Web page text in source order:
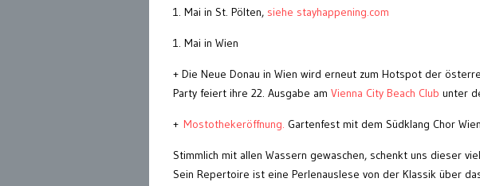
1. Mai in St. Pölten, siehe stayhappening.com
1. Mai in Wien
+ Die Neue Donau in Wien wird erneut zum Hotspot der
Party feiert ihre 22. Ausgabe am Vienna City Beach Club unter
+ Mostothekeröffnung. Gartenfest mit dem Südklang Chor
Stimmlich mit allen Wassern gewaschen, schenkt uns dieser
Sein Repertoire ist eine Perlenauslese von der Klassik über